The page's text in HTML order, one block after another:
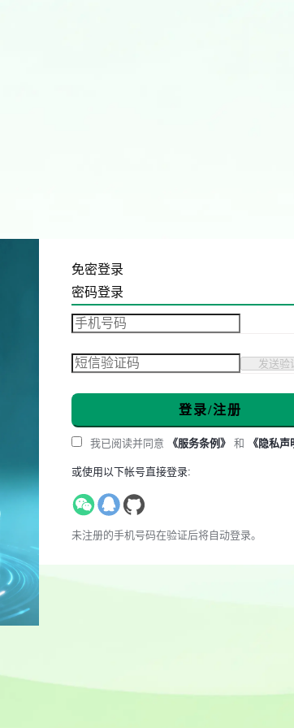
免密登录
密码登录
发送验
登录/注册
我已阅读并同意 《服务条例》 和 《隐私声
或使用以下帐号直接登录:
未注册的手机号码在验证后将自动登录。